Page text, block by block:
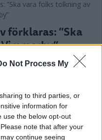
Not Process My
to third parties, or
information for
use the below opt-out
note that after your
continue seeing
förklaras: ”Ska